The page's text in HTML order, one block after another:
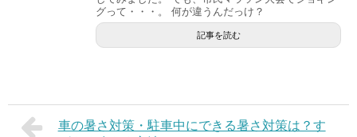
グって・・・。 何が違うんだっけ？
記事を読む
車の暑さ対策・駐車中にできる暑さ対策は？す